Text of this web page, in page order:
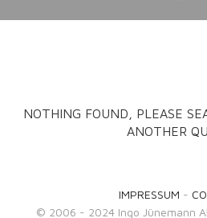
NOTHING FOUND, PLEASE
ANOTHER
IMPRESSUM -
© 2006 - 2024 Ingo Jünemann